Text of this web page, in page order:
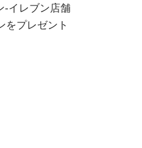
イレブン店舗
をプレゼント